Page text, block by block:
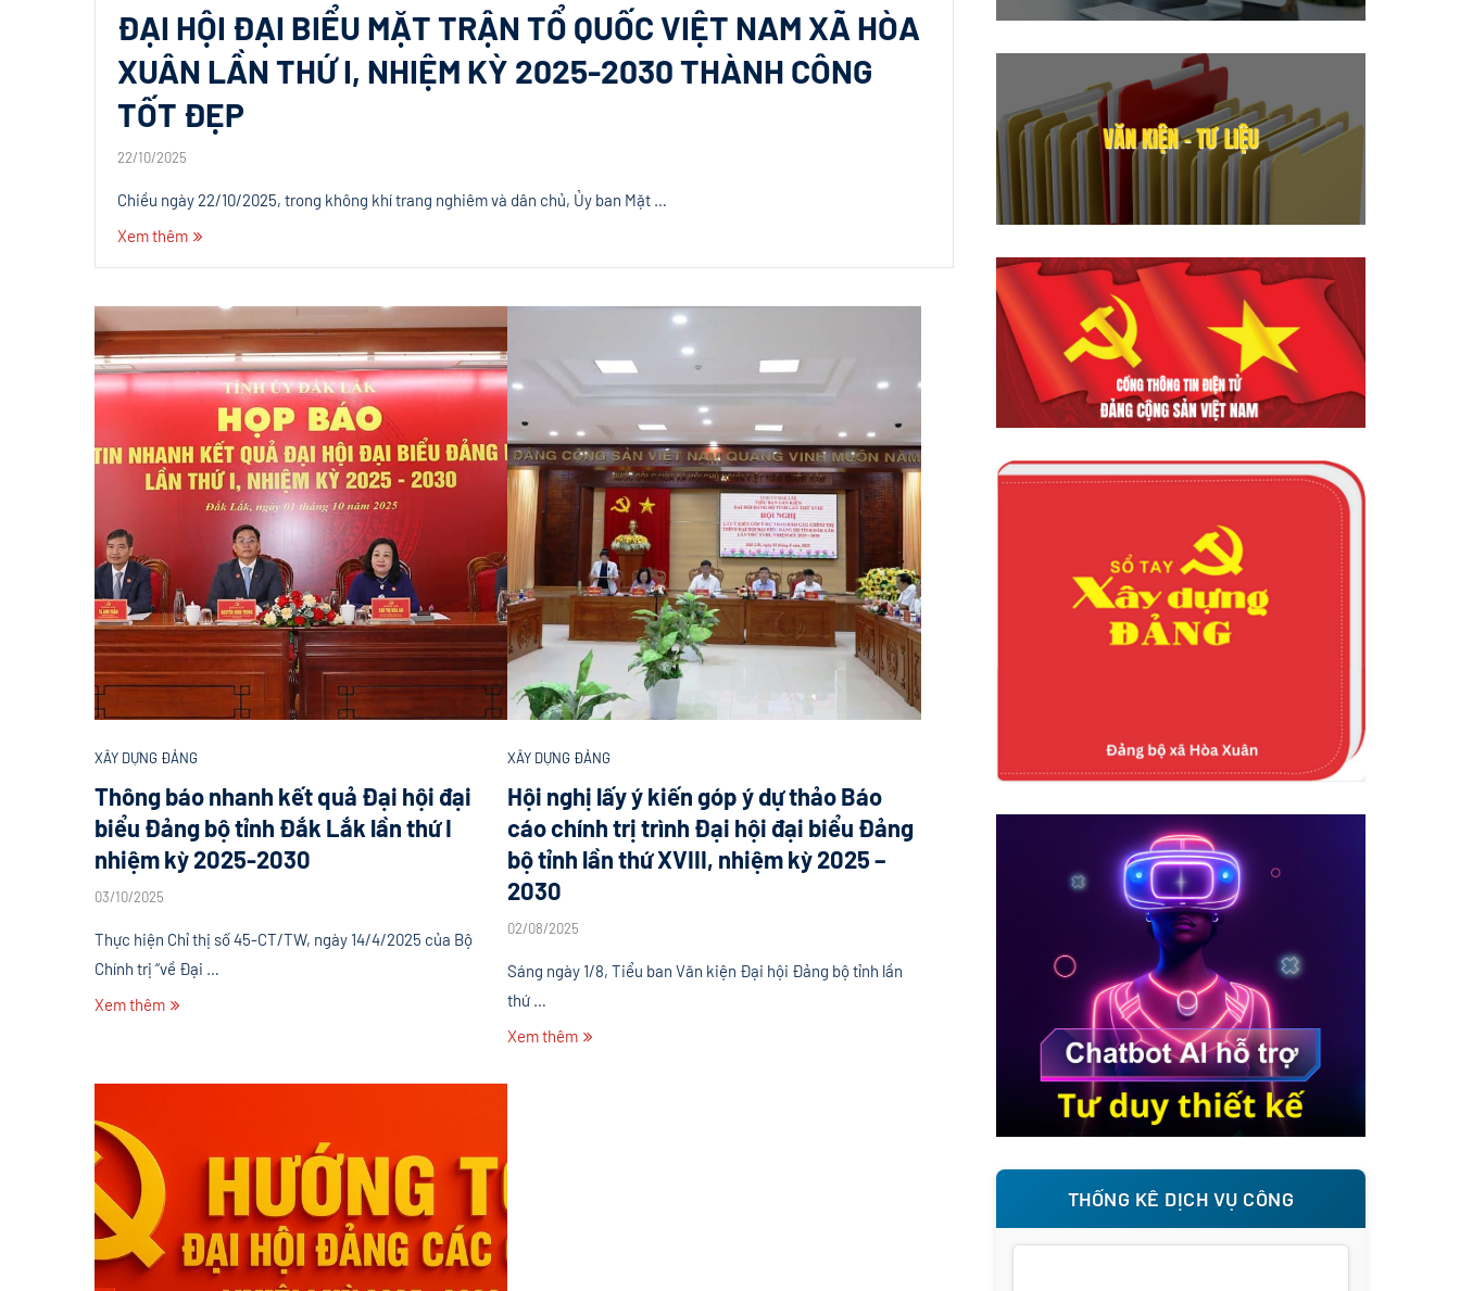
ĐẠI HỘI ĐẠI BIỂU MẶT TRẬN TỔ QUỐC VIỆT NAM XÃ HÒA
XUÂN LẦN THỨ I, NHIỆM KỲ 2025-2030 THÀNH CÔNG
TỐT ĐẸP
22/10/2025
Chiều ngày 22/10/2025, trong không khí trang nghiêm và dân chủ, Ủy ban Mặt …
Xem thêm
XÂY DỰNG ĐẢNG
Thông báo nhanh kết quả Đại hội đại
biểu Đảng bộ tỉnh Đắk Lắk lần thứ I
nhiệm kỳ 2025-2030
03/10/2025
Thực hiện Chỉ thị số 45-CT/TW, ngày 14/4/2025 của Bộ
Chính trị “về Đại …
Xem thêm
XÂY DỰNG ĐẢNG
Hội nghị lấy ý kiến góp ý dự thảo Báo
cáo chính trị trình Đại hội đại biểu Đảng
bộ tỉnh lần thứ XVIII, nhiệm kỳ 2025 –
2030
02/08/2025
Sáng ngày 1/8, Tiểu ban Văn kiện Đại hội Đảng bộ tỉnh lần
thứ …
Xem thêm
THỐNG KÊ DỊCH VỤ CÔNG